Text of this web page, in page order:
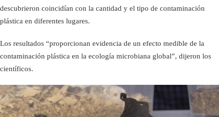
descubrieron coincidían con la cantidad y el tipo de contaminación
plástica en diferentes lugares.
Los resultados “proporcionan evidencia de un efecto medible de la
contaminación plástica en la ecología microbiana global”, dijeron los
científicos.